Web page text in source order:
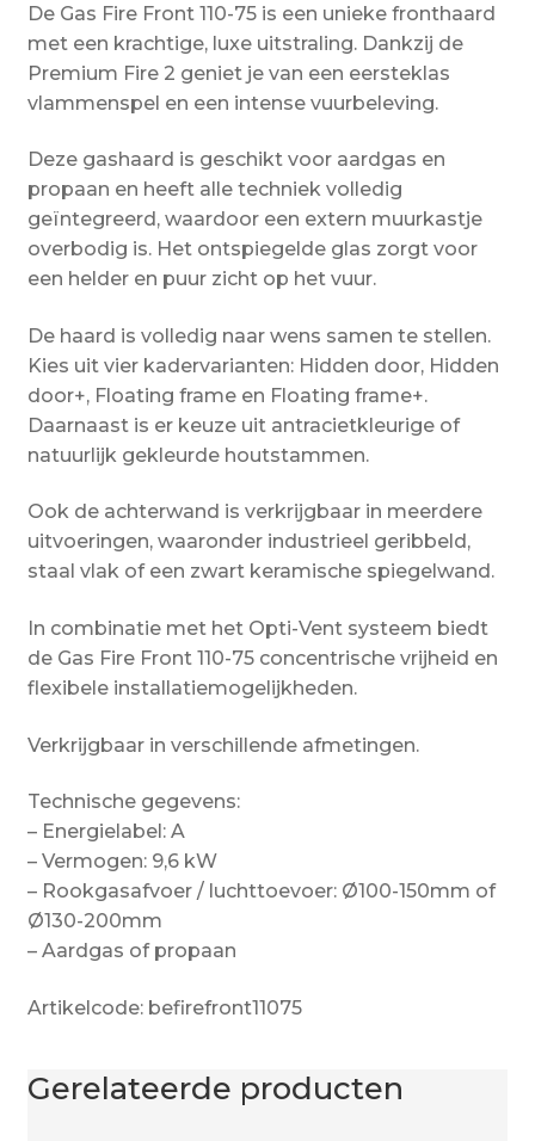
De Gas Fire Front 110-75 is een unieke fronthaard
met een krachtige, luxe uitstraling. Dankzij de
Premium Fire 2 geniet je van een eersteklas
vlammenspel en een intense vuurbeleving.
Deze gashaard is geschikt voor aardgas en
propaan en heeft alle techniek volledig
geïntegreerd, waardoor een extern muurkastje
overbodig is. Het ontspiegelde glas zorgt voor
een helder en puur zicht op het vuur.
De haard is volledig naar wens samen te stellen.
Kies uit vier kadervarianten: Hidden door, Hidden
door+, Floating frame en Floating frame+.
Daarnaast is er keuze uit antracietkleurige of
natuurlijk gekleurde houtstammen.
Ook de achterwand is verkrijgbaar in meerdere
uitvoeringen, waaronder industrieel geribbeld,
staal vlak of een zwart keramische spiegelwand.
In combinatie met het Opti-Vent systeem biedt
de Gas Fire Front 110-75 concentrische vrijheid en
flexibele installatiemogelijkheden.
Verkrijgbaar in verschillende afmetingen.
Technische gegevens:
– Energielabel: A
– Vermogen: 9,6 kW
– Rookgasafvoer / luchttoevoer: Ø100-150mm of
Ø130-200mm
– Aardgas of propaan
Artikelcode: befirefront11075
Gerelateerde producten